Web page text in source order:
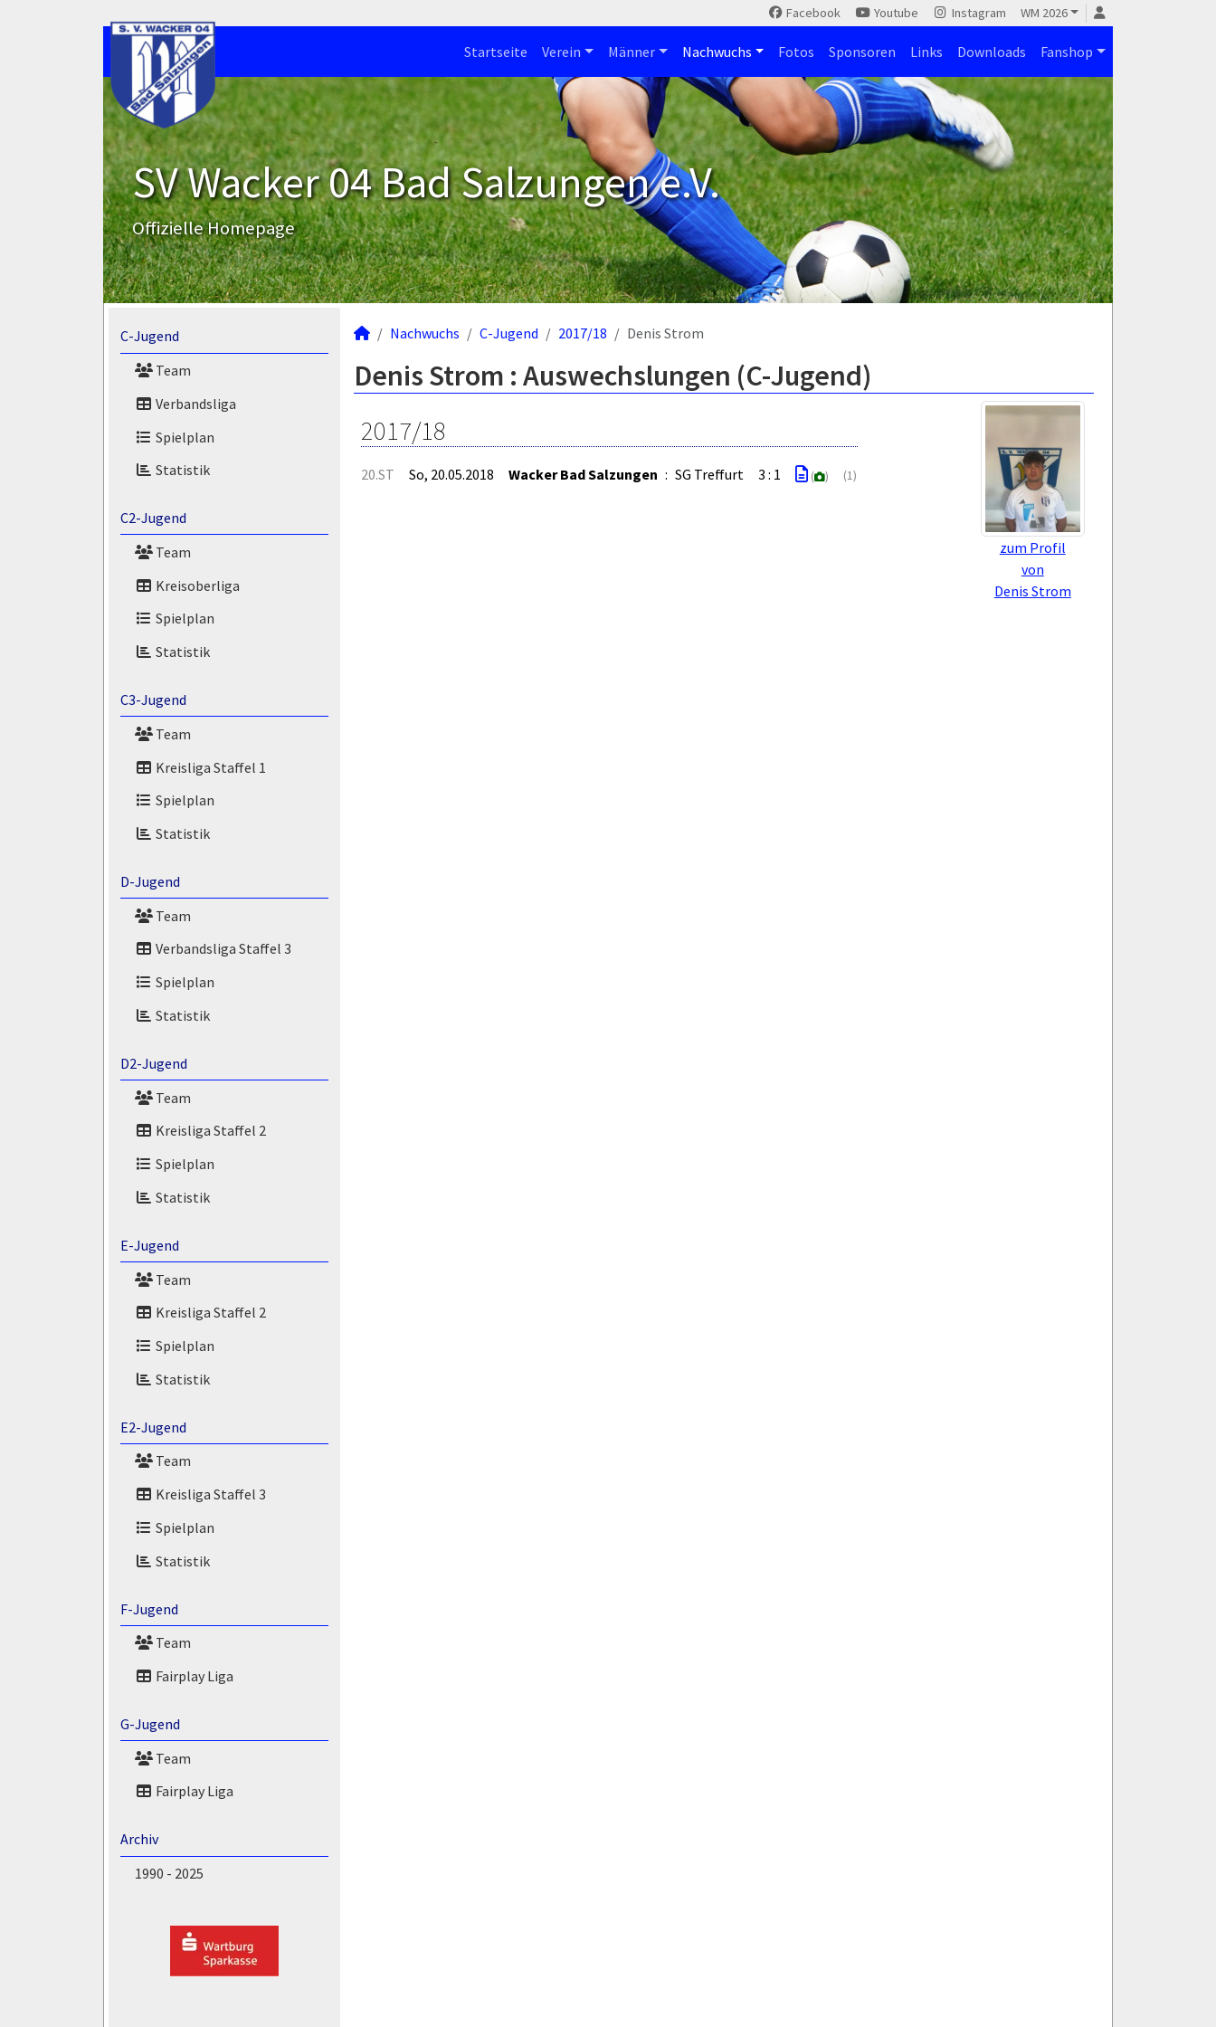
Facebook Youtube Instagram WM 2026
Startseite Verein Männer Nachwuchs Fotos Sponsoren Links Downloads Fanshop
SV Wacker 04 Bad Salzungen e.V.
Offizielle Homepage
C-Jugend
Team
Verbandsliga
Spielplan
Statistik
C2-Jugend
Team
Kreisoberliga
Spielplan
Statistik
C3-Jugend
Team
Kreisliga Staffel 1
Spielplan
Statistik
D-Jugend
Team
Verbandsliga Staffel 3
Spielplan
Statistik
D2-Jugend
Team
Kreisliga Staffel 2
Spielplan
Statistik
E-Jugend
Team
Kreisliga Staffel 2
Spielplan
Statistik
E2-Jugend
Team
Kreisliga Staffel 3
Spielplan
Statistik
F-Jugend
Team
Fairplay Liga
G-Jugend
Team
Fairplay Liga
Archiv
1990 - 2025
Nachwuchs C-Jugend 2017/18 Denis Strom
Denis Strom : Auswechslungen (C-Jugend)
zum Profil
von
Denis Strom
2017/18
20.ST So, 20.05.2018 Wacker Bad Salzungen : SG Treffurt 3 : 1 ( ) (1)